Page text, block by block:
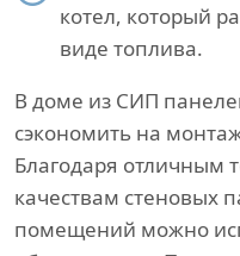
котел, который
виде топлива.
В доме из СИП
сэкономить на
Благодаря отличным
качествам стеновых
помещений можно